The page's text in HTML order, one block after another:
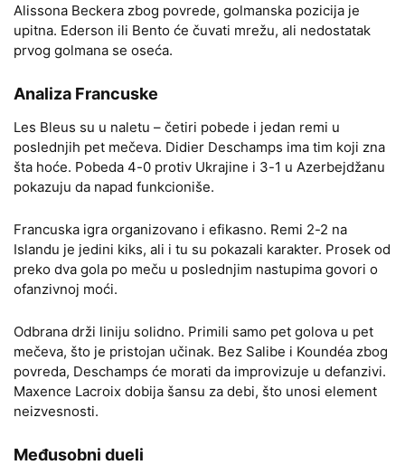
Alissona Beckera zbog povrede, golmanska pozicija je
upitna. Ederson ili Bento će čuvati mrežu, ali nedostatak
prvog golmana se oseća.
Analiza Francuske
Les Bleus su u naletu – četiri pobede i jedan remi u
poslednjih pet mečeva. Didier Deschamps ima tim koji zna
šta hoće. Pobeda 4-0 protiv Ukrajine i 3-1 u Azerbejdžanu
pokazuju da napad funkcioniše.
Francuska igra organizovano i efikasno. Remi 2-2 na
Islandu je jedini kiks, ali i tu su pokazali karakter. Prosek od
preko dva gola po meču u poslednjim nastupima govori o
ofanzivnoj moći.
Odbrana drži liniju solidno. Primili samo pet golova u pet
mečeva, što je pristojan učinak. Bez Salibe i Koundéa zbog
povreda, Deschamps će morati da improvizuje u defanzivi.
Maxence Lacroix dobija šansu za debi, što unosi element
neizvesnosti.
Međusobni dueli